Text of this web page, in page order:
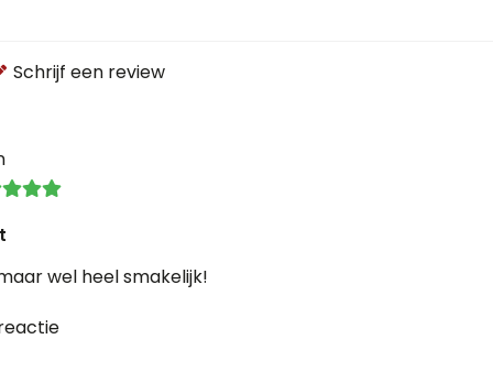
Schrijf een review
wel heel smakelijk!